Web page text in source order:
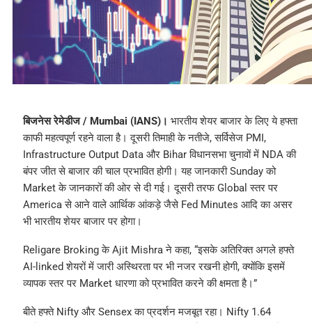
बिजनेस रेमेडीज / Mumbai (IANS)। भारतीय शेयर बाजार के लिए ये हफ्ता
काफी महत्वपूर्ण रहने वाला है। दूसरी तिमाही के नतीजे, सर्विसेज PMI,
Infrastructure Output Data और Bihar विधानसभा चुनावों में NDA की
बंपर जीत से बाजार की चाल प्रभावित होगी। यह जानकारी Sunday को
Market के जानकारों की ओर से दी गई। दूसरी तरफ Global स्तर पर
America से आने वाले आर्थिक आंकड़े जैसे Fed Minutes आदि का असर
भी भारतीय शेयर बाजार पर होगा।
Religare Broking के Ajit Mishra ने कहा, “इसके अतिरिक्त अगले हफ्ते
AI-linked शेयरों में जारी अस्थिरता पर भी नजर रखनी होगी, क्योंकि इसमें
व्यापक स्तर पर Market धारणा को प्रभावित करने की क्षमता है।”
बीते हफ्ते Nifty और Sensex का प्रदर्शन मजबूत रहा। Nifty 1.64